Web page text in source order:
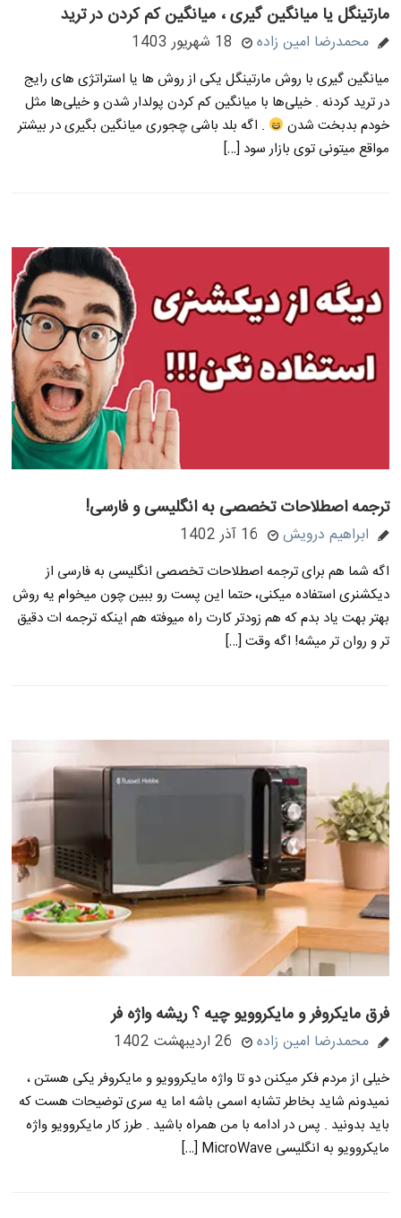
مارتینگل یا میانگین گیری ، میانگین کم کردن در ترید
محمدرضا امین زاده 18 شهریور 1403
میانگین گیری با روش مارتینگل یکی از روش ها یا استراتژی های رایج
در ترید کردنه . خیلی‌ها با میانگین کم کردن پولدار شدن و خیلی‌ها مثل
خودم بدبخت شدن
. اگه بلد باشی چجوری میانگین بگیری در بیشتر
مواقع میتونی توی بازار سود […]
ترجمه اصطلاحات تخصصی به انگلیسی و فارسی!
ابراهیم درویش 16 آذر 1402
اگه شما هم برای ترجمه اصطلاحات تخصصی انگلیسی به فارسی از
دیکشنری استفاده میکنی، حتما این پست رو ببین چون میخوام یه روش
بهتر بهت یاد بدم که هم زودتر کارت راه میوفته هم اینکه ترجمه ات دقیق
تر و روان تر میشه! اگه وقت […]
فرق مایکروفر و مایکروویو چیه ؟ ریشه واژه فر
محمدرضا امین زاده 26 اردیبهشت 1402
خیلی از مردم فکر میکنن دو تا واژه مایکروویو و مایکروفر یکی هستن ،
نمیدونم شاید بخاطر تشابه اسمی باشه اما یه سری توضیحات هست که
باید بدونید . پس در ادامه با من همراه باشید . طرز کار مایکروویو واژه
مایکروویو به انگلیسی MicroWave […]